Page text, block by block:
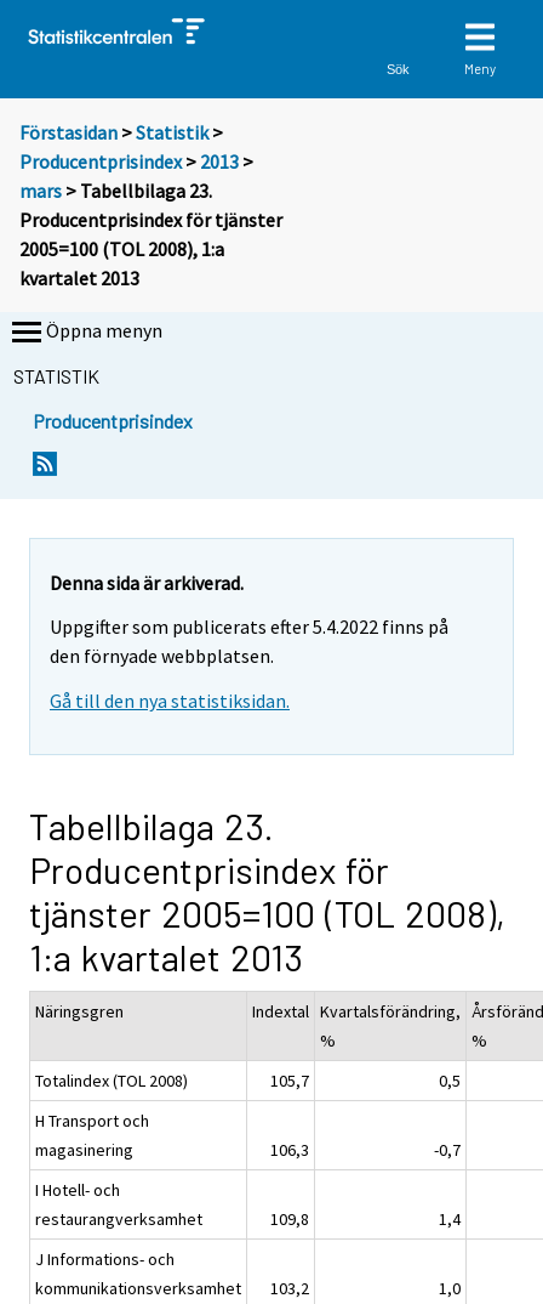
Sök Meny
Förstasidan >Statistik >
Producentprisindex> 2013 >
mars > Tabellbilaga 23.
Producentprisindex för tjänster
2005=100 (TOL 2008), 1:a
kvartalet 2013
Öppna menyn
STATISTIK
Producentprisindex
Denna sida är arkiverad.
Uppgifter som publicerats efter 5.4.2022 finns på
den förnyade webbplatsen.
Gå till den nya statistiksidan.
Tabellbilaga 23.
Producentprisindex för
tjänster 2005=100 (TOL 2008),
1:a kvartalet 2013
Näringsgren Indextal Kvartalsförändring,
%
%
Totalindex (TOL 2008)
105,7
0,5
H Transport och
magasinering
106,3
-0,7
I Hotell- och
restaurangverksamhet
109,8
1,4
J Informations- och
kommunikationsverksamhet
103,2
1,0